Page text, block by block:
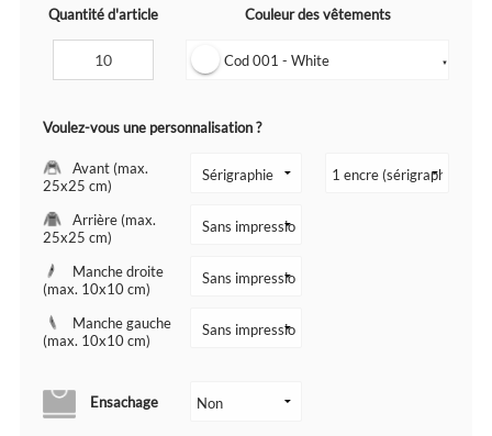
Quantité d'article Couleur des vêtements
Cod 001 - White ▼
Voulez-vous une personnalisation ?
Avant (max.
25x25 cm)
Arrière (max.
25x25 cm)
Manche droite
(max. 10x10 cm)
Manche gauche
(max. 10x10 cm)
Ensachage